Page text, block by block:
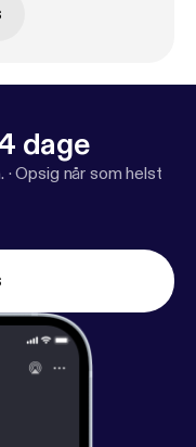
dage
·Opsig når som helst